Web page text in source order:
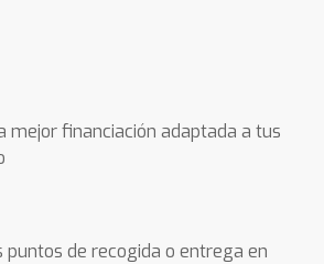
financiación adaptada a tus
de recogida o entrega en